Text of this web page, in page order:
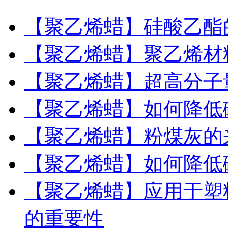
【聚乙烯蜡】硅酸乙
【聚乙烯蜡】聚乙烯
【聚乙烯蜡】超高分
【聚乙烯蜡】如何降
【聚乙烯蜡】粉煤灰
【聚乙烯蜡】如何降
【聚乙烯蜡】应用于
的重要性